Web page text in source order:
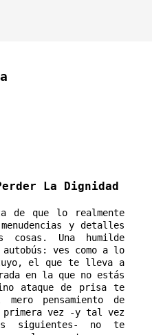
La Dignidad
de que lo realmente
y detalles
cosas. Una humilde
ves como a lo
el que te lleva a
en la que no estás
ataque de prisa te
pensamiento de
vez -y tal vez
siguientes- no te